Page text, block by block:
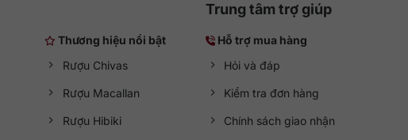
Thương hiệu nổi bật
Rượu Chivas
Rượu Macallan
Rượu Hibiki
Trung tâm trợ giúp
Hỗ trợ mua hàng
Hỏi và đáp
Kiểm tra đơn hàng
Chính sách giao nhận